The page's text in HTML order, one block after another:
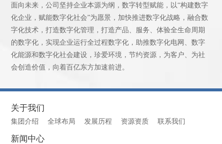
面向未来，公司坚持企业本源为纲，数字转型赋能，以“构建数字
化企业，赋能数字化社会”为愿景，加快推进数字化战略，融合数
字化技术，打造数字化管理，打造产品、服务、体验全生命周期
的数字化，实现企业运行全过程数字化，助推数字化电网、数字
化能源和数字化社会建设，珍爱环境，节约资源，为客户、为社
会创造价值，向着百亿东方加速前进。
关于我们
集团介绍 全球布局 发展历程 资源资质 联系我们
新闻中心